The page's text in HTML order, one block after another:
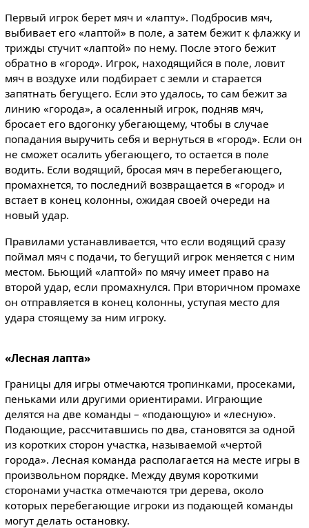
Первый игрок берет мяч и «лапту». Подбросив мяч,
выбивает его «лаптой» в поле, а затем бежит к флажку и
трижды стучит «лаптой» по нему. После этого бежит
обратно в «город». Игрок, находящийся в поле, ловит
мяч в воздухе или подбирает с земли и старается
запятнать бегущего. Если это удалось, то сам бежит за
линию «города», а осаленный игрок, подняв мяч,
бросает его вдогонку убегающему, чтобы в случае
попадания выручить себя и вернуться в «город». Если он
не сможет осалить убегающего, то остается в поле
водить. Если водящий, бросая мяч в перебегающего,
промахнется, то последний возвращается в «город» и
встает в конец колонны, ожидая своей очереди на
новый удар.
Правилами устанавливается, что если водящий сразу
поймал мяч с подачи, то бегущий игрок меняется с ним
местом. Бьющий «лаптой» по мячу имеет право на
второй удар, если промахнулся. При вторичном промахе
он отправляется в конец колонны, уступая место для
удара стоящему за ним игроку.
«Лесная лапта»
Границы для игры отмечаются тропинками, просеками,
пеньками или другими ориентирами. Играющие
делятся на две команды – «подающую» и «лесную».
Подающие, рассчитавшись по два, становятся за одной
из коротких сторон участка, называемой «чертой
города». Лесная команда располагается на месте игры в
произвольном порядке. Между двумя короткими
сторонами участка отмечаются три дерева, около
которых перебегающие игроки из подающей команды
могут делать остановку.